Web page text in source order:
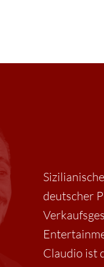
deutscher
Claudio ist